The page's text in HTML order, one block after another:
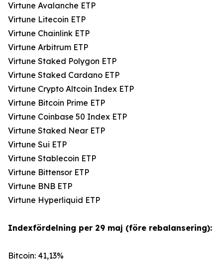
Virtune Avalanche ETP
Virtune Litecoin ETP
Virtune Chainlink ETP
Virtune Arbitrum ETP
Virtune Staked Polygon ETP
Virtune Staked Cardano ETP
Virtune Crypto Altcoin Index ETP
Virtune Bitcoin Prime ETP
Virtune Coinbase 50 Index ETP
Virtune Staked Near ETP
Virtune Sui ETP
Virtune Stablecoin ETP
Virtune Bittensor ETP
Virtune BNB ETP
Virtune Hyperliquid ETP
Indexfördelning per 29 maj (före rebalansering):
Bitcoin: 41,13%